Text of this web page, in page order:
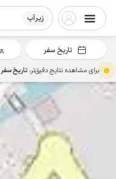
زیرآب
تاریخ سفر
برای مشاهده نتایج دقیق‌تر، تاریخ سفر